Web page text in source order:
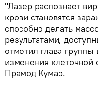
"Лазер распознает
крови становятся
способно делать
результатами,
отметил глава
изменения клеточной
Прамод Кумар.